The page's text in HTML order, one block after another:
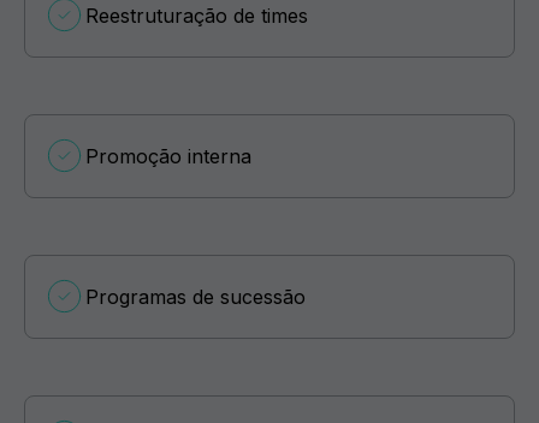
Reestruturação de times
Promoção interna
Programas de sucessão